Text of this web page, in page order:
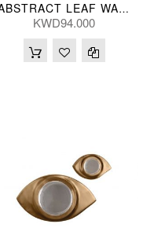
ABSTRACT LEAF WALL PANEL A 46*46(CM)
KWD94.000